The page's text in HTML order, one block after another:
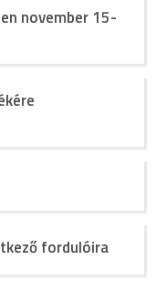
november 15-
fordulóira